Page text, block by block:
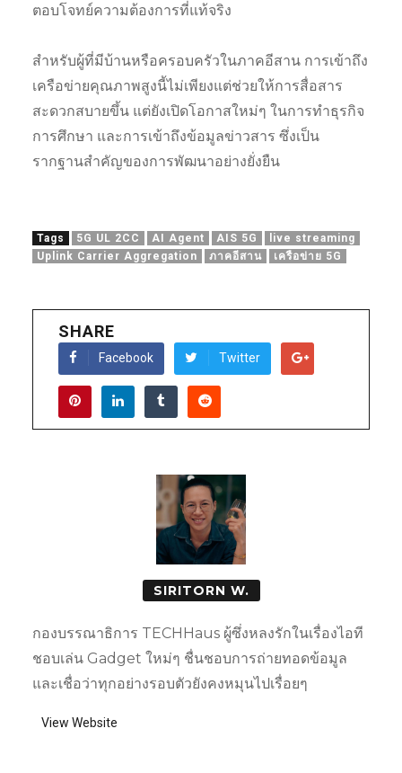
ตอบโจทย์ความต้องการที่แท้จริง
สำหรับผู้ที่มีบ้านหรือครอบครัวในภาคอีสาน การเข้าถึง
เครือข่ายคุณภาพสูงนี้ไม่เพียงแต่ช่วยให้การสื่อสาร
สะดวกสบายขึ้น แต่ยังเปิดโอกาสใหม่ๆ ในการทำธุรกิจ
การศึกษา และการเข้าถึงข้อมูลข่าวสาร ซึ่งเป็น
รากฐานสำคัญของการพัฒนาอย่างยั่งยืน
Tags 5G UL 2CC AI Agent AIS 5G
live streaming
Uplink Carrier Aggregation
ภาคอีสาน เครือข่าย 5G
SHARE
Facebook Twitter
SIRITORN W.
กองบรรณาธิการ TECHHaus ผู้ซึ่งหลงรักในเรื่องไอที
ชอบเล่น Gadget ใหม่ๆ ชื่นชอบการถ่ายทอดข้อมูล
และเชื่อว่าทุกอย่างรอบตัวยังคงหมุนไปเรื่อยๆ
View Website